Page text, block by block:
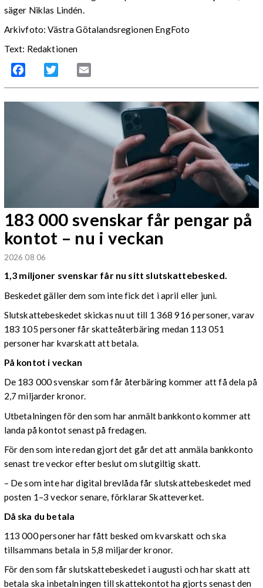
säger Niklas Lindén.
Arkivfoto: Västra Götalandsregionen EngFoto
Text: Redaktionen
Facebook Twitter
183 000 svenskar får pengar på
kontot – nu i veckan
2026 08 06
1,3 miljoner svenskar får nu sitt slutskattebesked.
Beskedet gäller dem som inte fick det i april eller juni.
Slutskattebeskedet skickas nu ut till 1 368 916 personer, varav
183 105 personer får skatteåterbäring medan 113 051
personer har kvarskatt att betala.
På kontot i veckan
De 183 000 svenskar som får återbäring kommer att få dela på
2,7 miljarder kronor.
Utbetalningen för den som har anmält bankkonto kommer att
landa på kontot senast på fredagen.
För den som inte redan gjort det går det att anmäla bankkonto
senast tre veckor efter beslut om slutgiltig skatt.
– De som inte har digital brevlåda får slutskattebeskedet med
posten 1–3 veckor senare, förklarar Skatteverket.
Då ska du betala
113 000 personer har fått besked om kvarskatt och ska
tillsammans betala in 5,8 miljarder kronor.
För den som får slutskattebeskedet i augusti och har skatt att
betala ska inbetalningen till skattekontot ha gjorts senast den